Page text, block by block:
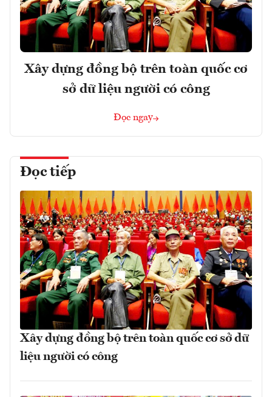
Xây dựng đồng bộ trên toàn quốc cơ
sở dữ liệu người có công
Đọc ngay
Đọc tiếp
Xây dựng đồng bộ trên toàn quốc cơ sở dữ
liệu người có công